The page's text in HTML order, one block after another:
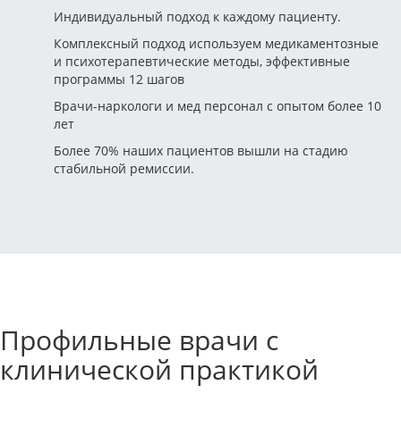
Индивидуальный подход к каждому пациенту.
Комплексный подход используем медикаментозные
и психотерапевтические методы, эффективные
программы 12 шагов
Врачи-наркологи и мед персонал с опытом более 10
лет
Более 70% наших пациентов вышли на стадию
стабильной ремиссии.
Профильные врачи с
клинической практикой